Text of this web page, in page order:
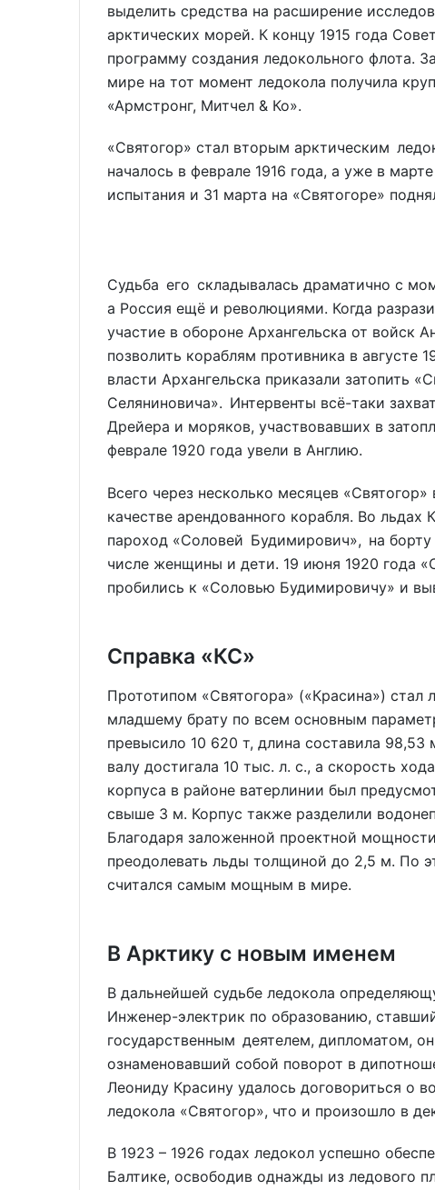
выделить средства на расширение
арктических морей. К концу 1915 года
программу создания ледокольного флота.
мире на тот момент ледокола получила
«Армстронг, Митчел & Ко».
«Святогор» стал вторым арктическим
началось в феврале 1916 года, а уже в
испытания и 31 марта на «Святогоре»
Судьба его складывалась драматично с
а Россия ещё и революциями. Когда
участие в обороне Архангельска от войск
позволить кораблям противника в августе
власти Архангельска приказали затопить
Селяниновича». Интервенты всё-таки
Дрейера и моряков, участвовавших в
феврале 1920 года увели в Англию.
Всего через несколько месяцев
качестве арендованного корабля. Во
пароход «Соловей Будимирович», на
числе женщины и дети. 19 июня 1920 года
пробились к «Соловью Будимировичу» и
Справка «КС»
Прототипом «Святогора» («Красина») стал
младшему брату по всем основным
превысило 10 620 т, длина составила
валу достигала 10 тыс. л. с., а скорость
корпуса в районе ватерлинии был
свыше 3 м. Корпус также разделили
Благодаря заложенной проектной
преодолевать льды толщиной до 2,5 м. По
считался самым мощным в мире.
В Арктику с новым именем
В дальнейшей судьбе ледокола
Инженер-электрик по образованию,
государственным деятелем, дипломатом,
ознаменовавший собой поворот в
Леониду Красину удалось договориться о
ледокола «Святогор», что и произошло в
В 1923 – 1926 годах ледокол успешно
Балтике, освободив однажды из ледового